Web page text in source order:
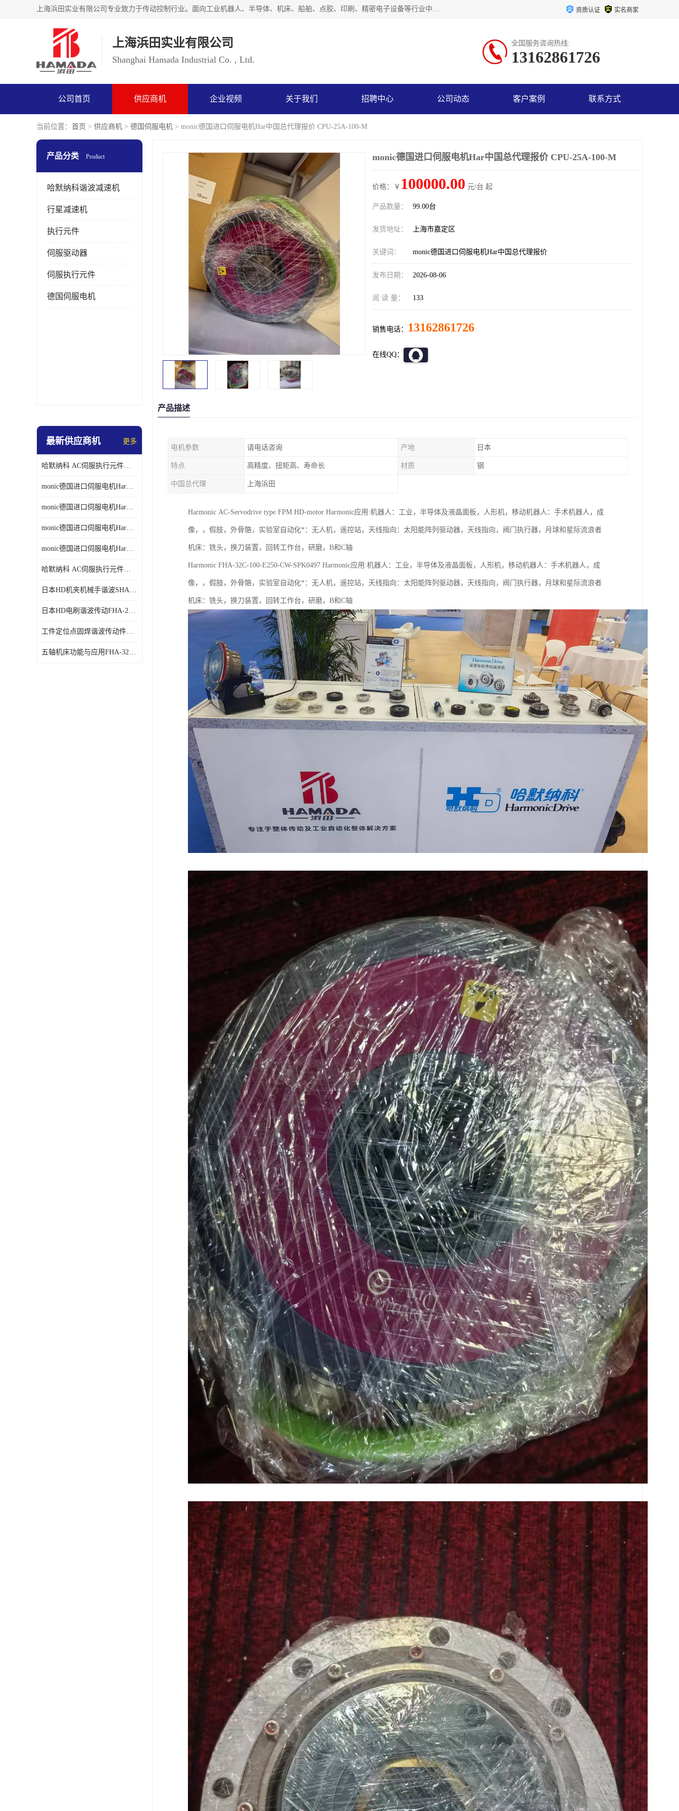
上海浜田实业有限公司专业致力于传动控制行业。面向工业机器人、半导体、机床、船舶、点胶、印刷、精密电子设备等行业中的运动控制技术。为日本哈默纳科（HarmonicDrive简称HD）中国地区定代理商，其生产的HarmonicDrive谐波减速机，具有轻量、小型、传动效率高、减速范围广、精度高等特点，被广泛应用于各种传动系统中。完善的技术，完善的售后，让您的选择无后顾之忧，欢迎您的来电洽谈！ 资质认证 实名商家
上海浜田实业有限公司
Shanghai Hamada Industrial Co. , Ltd.
全国服务咨询热线:
13162861726
公司首页 供应商机 企业视频 关于我们 招聘中心 公司动态 客户案例 联系方式
当前位置： 首页 > 供应商机 > 德国伺服电机 > monic德国进口伺服电机Har中国总代理报价 CPU-25A-100-M
产品分类 Product
哈默纳科谐波减速机
行星减速机
执行元件
伺服驱动器
伺服执行元件
德国伺服电机
最新供应商机 更多
哈默纳科 AC伺服执行元件扁平型SHA系列 议价
monic德国进口伺服电机Har中国总代理单价
monic德国进口伺服电机Har中国总代理代理
monic德国进口伺服电机Har中国总代理公司
monic德国进口伺服电机Har中国总代理供应
哈默纳科 AC伺服执行元件扁平型SHA系列
日本HD机夹机械手谐波SHA32A120CG-B12B
日本HD电刷谐波传动FHA-25C-50-E250-C
工件定位点固焊谐波传动件哈默纳科CSF-45-100-2UH
五轴机床功能与应用FHA-32C-50-US250
monic德国进口伺服电机Har中国总代理报价 CPU-25A-100-M
价格：￥ 100000.00 元/台 起
产品数量： 99.00台
发货地址： 上海市嘉定区
关键词： monic德国进口伺服电机Har中国总代理报价
发布日期： 2026-08-06
阅 读 量： 133
销售电话： 13162861726
在线QQ：
产品描述
电机参数 请电话咨询 产地 日本
特点 高精度、扭矩高、寿命长 材质 钢
中国总代理 上海浜田
Harmonic AC-Servodrive type FPM HD-motor Harmonic应用:机器人：工业，半导体及液晶面板，人形机，移动机器人：手术机器人，成
像，，假肢，外骨骼，实验室自动化*：无人机，遥控站，天线指向：太阳能阵列驱动器，天线指向，阀门执行器，月球和星际流浪者
机床：铣头，换刀装置，回转工作台，研磨，B和C轴
Harmonic FHA-32C-100-E250-CW-SPK0497 Harmonic应用:机器人：工业，半导体及液晶面板，人形机，移动机器人：手术机器人，成
像，，假肢，外骨骼，实验室自动化*：无人机，遥控站，天线指向：太阳能阵列驱动器，天线指向，阀门执行器，月球和星际流浪者
机床：铣头，换刀装置，回转工作台，研磨，B和C轴